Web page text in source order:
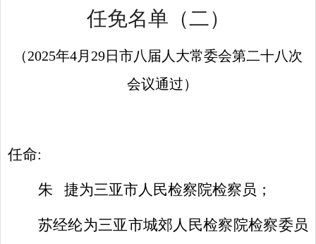
任免名单 （二）
（2025年4月 29日市八 届人大常委会第二十八次
会议通过）
任命:
朱 捷为三亚市人民检察院检察员；
苏经纶为三亚市城郊人民检察院检察委员